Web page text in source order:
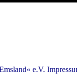
e.V.